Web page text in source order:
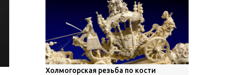
Холмогорская резьба по кости